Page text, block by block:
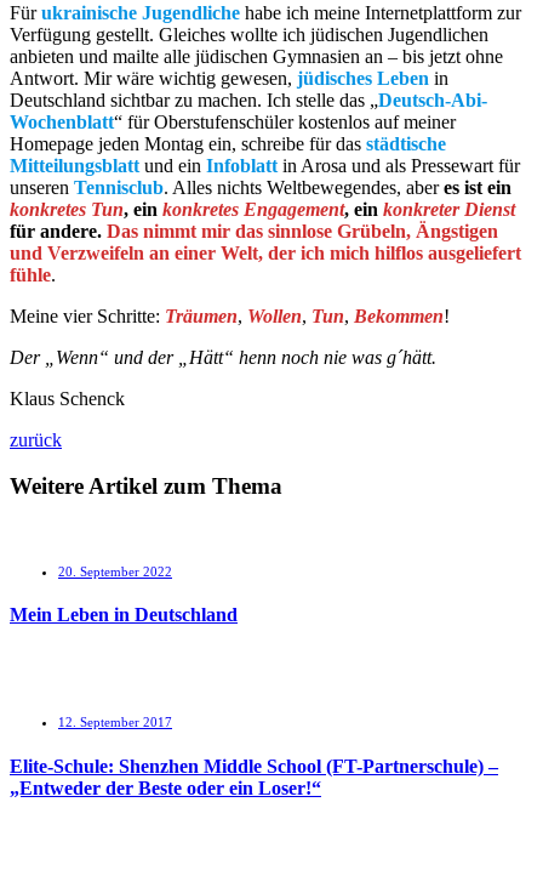
Fürukrainische Jugendliche habe ich meine Internetplattform zur
Verfügung gestellt. Gleiches wollte ich jüdischen Jugendlichen
anbieten und mailte alle jüdischen Gymnasien an – bis jetzt ohne
Antwort. Mir wäre wichtig gewesen, jüdisches Leben in
Deutschland sichtbar zu machen. Ich stelle das „Deutsch-Abi-
Wochenblatt“ für Oberstufenschüler kostenlos auf meiner
Homepage jeden Montag ein, schreibe für das städtische
Mitteilungsblatt und ein Infoblatt in Arosa und als Pressewart für
unseren Tennisclub. Alles nichts Weltbewegendes, aberes ist ein
konkretes Tun, ein konkretes Engagement, ein konkreter Dienst
für andere. Das nimmt mir das sinnlose Grübeln, Ängstigen
und Verzweifeln an einer Welt, der ich mich hilflos ausgeliefert
fühle.
Meine vier Schritte: Träumen, Wollen, Tun, Bekommen!
Der „Wenn“ und der „Hätt“ henn noch nie was g´hätt.
Klaus Schenck
zurück
Weitere Artikel zum Thema
20. September 2022
Mein Leben in Deutschland
12. September 2017
Elite-Schule: Shenzhen Middle School (FT-Partnerschule) –
„Entweder der Beste oder ein Loser!“